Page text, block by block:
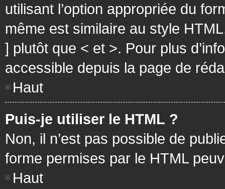
utilisant l’option appropriée du
même est similaire au style
] plutôt que < et >. Pour plus
accessible depuis la page de
Haut
Puis-je utiliser le HTML ?
Non, il n’est pas possible de
forme permises par le HTML
Haut